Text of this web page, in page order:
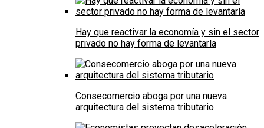
Hay que reactivar la economía y sin el sector
privado no hay forma de levantarla
Consecomercio aboga por una nueva
arquitectura del sistema tributario